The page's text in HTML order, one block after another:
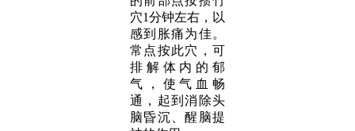
穴1分钟左右，以
感到胀痛为佳。
常点按此穴，可
排解体内的郁
气，使气血畅
通，起到消除头
脑昏沉、醒脑提